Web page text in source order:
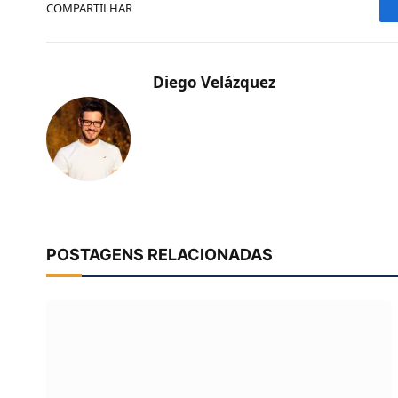
COMPARTILHAR
Diego Velázquez
POSTAGENS RELACIONADAS